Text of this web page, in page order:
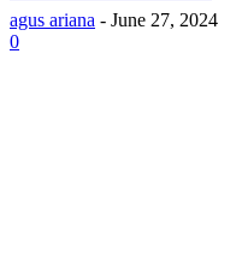
agus ariana - June 27, 2024
0